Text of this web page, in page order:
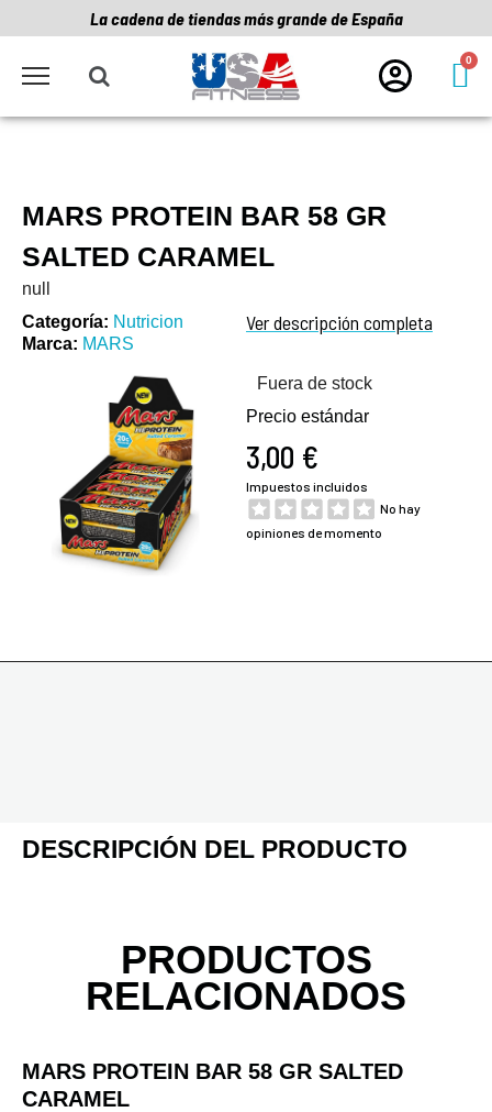
La cadena de tiendas más grande de España
MARS PROTEIN BAR 58 GR
SALTED CARAMEL
null
Categoría
Nutricion
Marca
MARS
Ver descripción completa
Fuera de stock
Precio estándar
3,00 €
Impuestos incluidos
No hay
opiniones de momento
DESCRIPCIÓN DEL PRODUCTO
PRODUCTOS
RELACIONADOS
MARS PROTEIN BAR 58 GR SALTED
CARAMEL